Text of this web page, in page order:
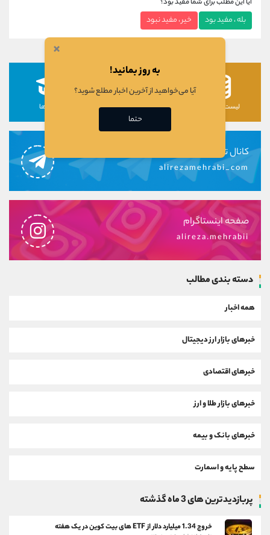
بله ، مفید بود خیر ، مفید نبود
لیست رمزارزها لیست سهام ها دوره ها
کانال تلگرام
alirezamehrabi_com
صفحه اینستاگرام
alireza.mehrabii
دسته بندی مطالب
همه اخبار
خبرهای بازار ارز دیجیتال
خبرهای اقتصادی
خبرهای بازار طلا و ارز
خبرهای بانک و بیمه
سطح پایه و اسمارت
پربازدیدترین های 3 ماه گذشته
خروج 1.34 میلیارد دلار از ETF های بیت کوین در یک هفته
×
به روز بمانید!
آیا می‌خواهید از آخرین اخبار مطلع شوید؟
حتما